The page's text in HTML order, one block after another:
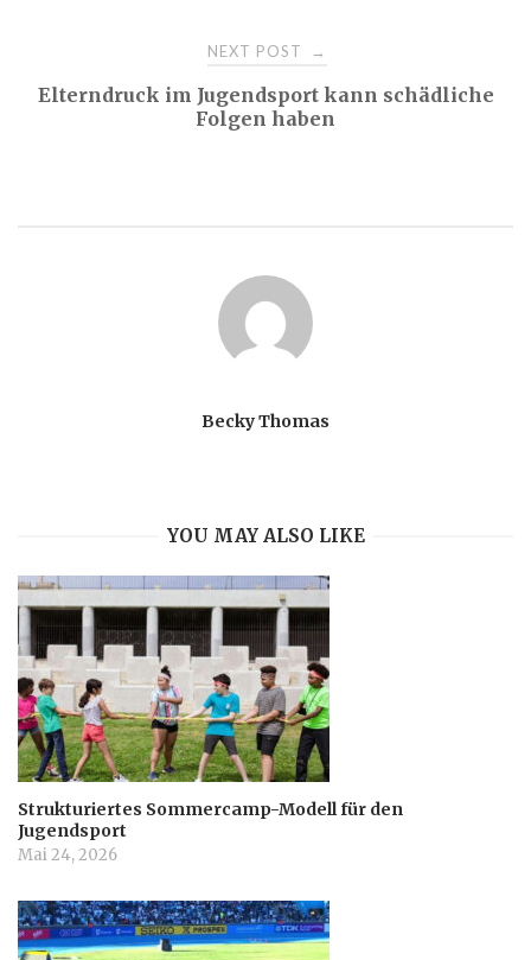
NEXT POST →
Elterndruck im Jugendsport kann schädliche
Folgen haben
Becky Thomas
YOU MAY ALSO LIKE
Strukturiertes Sommercamp-Modell für den
Jugendsport
Mai 24, 2026